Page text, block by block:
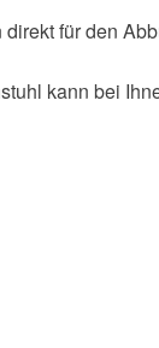
für den
kann bei